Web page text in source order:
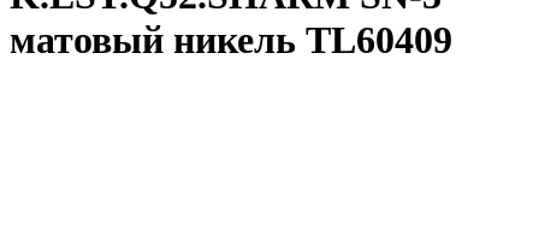
матовый никель TL60409